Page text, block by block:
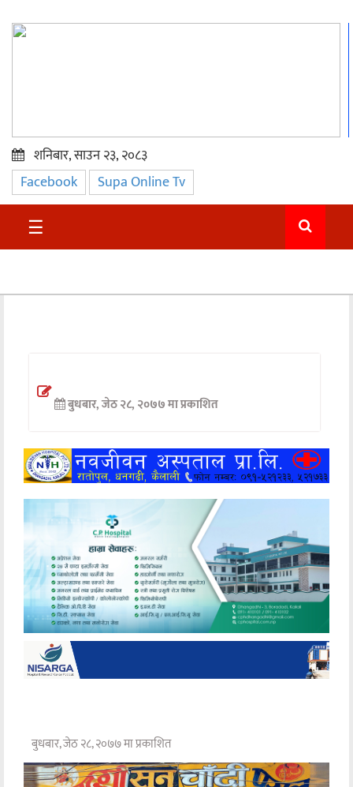
प्रमुख
समाचार
सुदुर
अन्तर्वार्ता
खेलकुद
मनोरञ्जन
अन्य
शनिबार, साउन २३, २०८३
Facebook Supa Online Tv
☰
बुधबार, जेठ २८, २०७७ मा प्रकाशित
बुधबार, जेठ २८, २०७७ मा प्रकाशित